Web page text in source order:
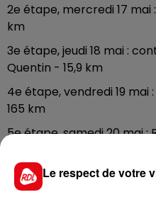
2e étape, mercredi 17 mai
km
3e étape, jeudi 18 mai :
Quentin - 15,9 km
4e étape, vendredi 19 mai
165 km
5e étape, samedi 20 mai :
6e étape, dimanche 21
km
Le respect de votre